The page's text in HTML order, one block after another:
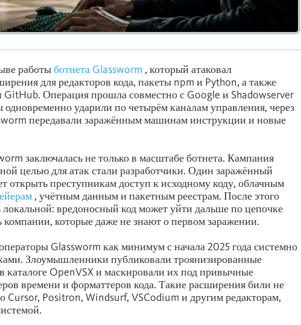
работыботнета Glassworm , который атаковал
для редакторов кода, пакеты npm и Python, а также
GitHub. Операция прошла совместно с Google и Shadowserver
ударили по четырём каналам управления, через
передавали заражённым машинам инструкции и новые
заключалась не только в масштабе ботнета. Кампания
целью для атак стали разработчики. Один заражённый
открыть преступникам доступ к исходному коду, облачным
, учётным данным и пакетным реестрам. После этого
локальной: вредоносный код может уйти дальше по цепочке
которые даже не знают о первом заражении.
Glassworm как минимум с начала 2025 года системно
Злоумышленники публиковали троянизированные
каталоге OpenVSX и маскировали их под привычные
времени и форматтеров кода. Такие расширения били не
Cursor, Positron, Windsurf, VSCodium и другим редакторам,